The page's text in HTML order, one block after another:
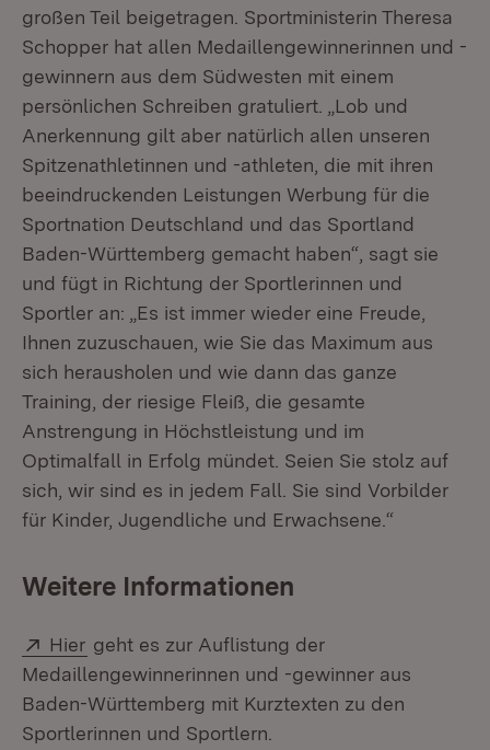
großen Teil beigetragen. Sportministerin Theresa
Schopper hat allen Medaillengewinnerinnen und -
gewinnern aus dem Südwesten mit einem
persönlichen Schreiben gratuliert. „Lob und
Anerkennung gilt aber natürlich allen unseren
Spitzenathletinnen und -athleten, die mit ihren
beeindruckenden Leistungen Werbung für die
Sportnation Deutschland und das Sportland
Baden-Württemberg gemacht haben“, sagt sie
und fügt in Richtung der Sportlerinnen und
Sportler an: „Es ist immer wieder eine Freude,
Ihnen zuzuschauen, wie Sie das Maximum aus
sich herausholen und wie dann das ganze
Training, der riesige Fleiß, die gesamte
Anstrengung in Höchstleistung und im
Optimalfall in Erfolg mündet. Seien Sie stolz auf
sich, wir sind es in jedem Fall. Sie sind Vorbilder
für Kinder, Jugendliche und Erwachsene.“
Weitere Informationen
Extern:
Hier (Öffnet in neuem Fenster)
geht es zur Auflistung der
Medaillengewinnerinnen und -gewinner aus
Baden-Württemberg mit Kurztexten zu den
Sportlerinnen und Sportlern.